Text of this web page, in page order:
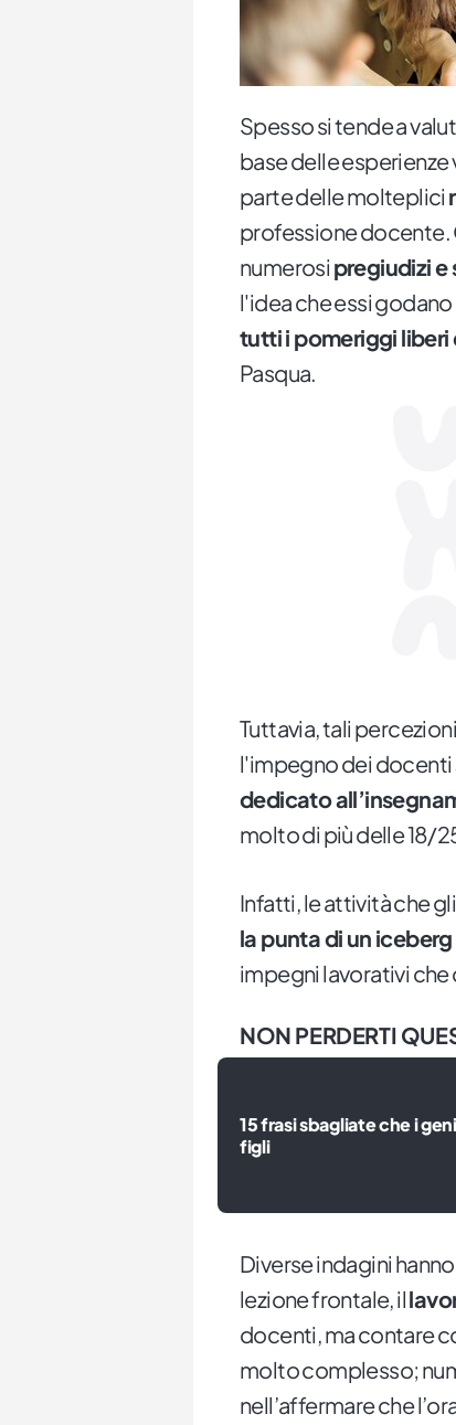
Spesso si tende a
base delle
parte delle molteplici
professione docente.
numerosi pregiudizi
l'idea che essi
tutti i pomeriggi liberi
Pasqua.
Tuttavia, tali
l'impegno dei docenti
dedicato
molto di più delle 18/
Infatti, le attività che
la punta di un iceberg
impegni lavorativi
NON PERDERTI
15 frasi sbagliate che i
figli
Diverse indagini
lezione frontale, il
docenti, ma contare
molto complesso;
nell’affermare che